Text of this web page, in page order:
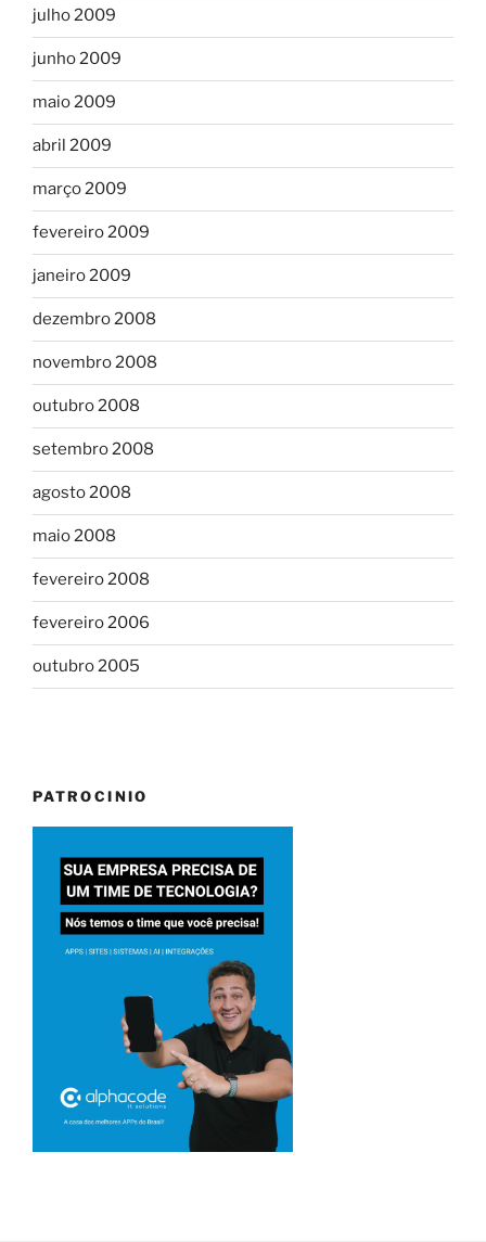
julho 2009
junho 2009
maio 2009
abril 2009
março 2009
fevereiro 2009
janeiro 2009
dezembro 2008
novembro 2008
outubro 2008
setembro 2008
agosto 2008
maio 2008
fevereiro 2008
fevereiro 2006
outubro 2005
PATROCINIO